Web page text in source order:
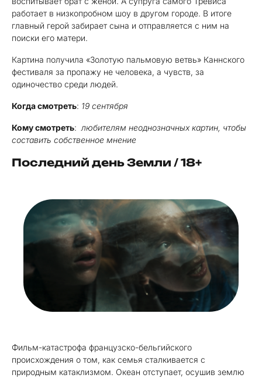
работает в низкопробном шоу в другом городе. В итоге
главный герой забирает сына и отправляется с ним на
поиски его матери.
Картина получила «Золотую пальмовую ветвь» Каннского
фестиваля за пропажу не человека, а чувств, за
одиночество среди людей.
Когда смотреть: 19 сентября
Кому смотреть: любителям неоднозначных картин, чтобы
составить собственное мнение
Последний день Земли / 18+
Фильм-катастрофа французско-бельгийского
происхождения о том, как семья сталкивается с
природным катаклизмом. Океан отступает, осушив землю